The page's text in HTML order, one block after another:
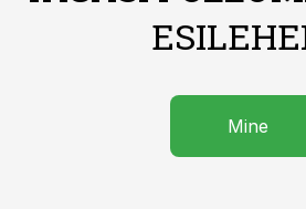
Mine